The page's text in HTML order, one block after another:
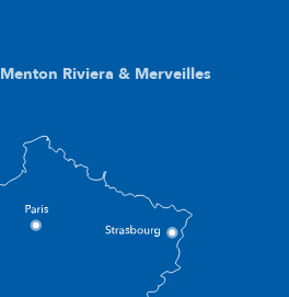
Menton Riviera & Merveilles